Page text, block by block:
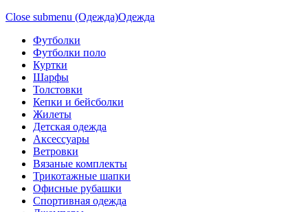
Close submenu (Одежда)Одежда
Футболки
Футболки поло
Куртки
Шарфы
Толстовки
Кепки и бейсболки
Жилеты
Детская одежда
Аксессуары
Ветровки
Вязаные комплекты
Трикотажные шапки
Офисные рубашки
Спортивная одежда